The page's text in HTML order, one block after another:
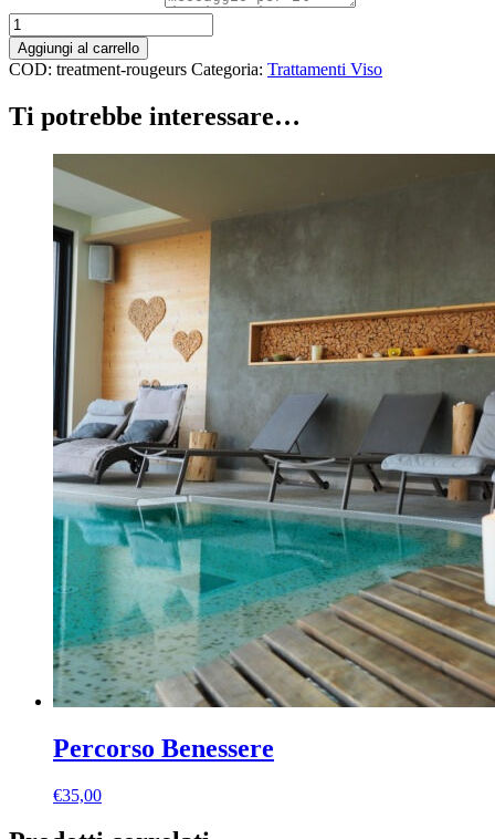
Trattamento
Sensi
Repair
quantità
Aggiungi al carrello
COD: treatment-rougeurs Categoria: Trattamenti Viso
Ti potrebbe interessare…
Percorso Benessere
€35,00